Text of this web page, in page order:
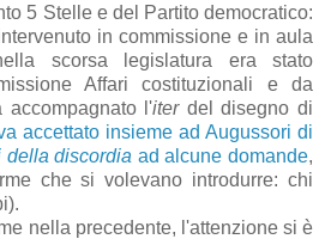
5 Stelle e del Partito democratico:
in commissione e in aula
scorsa legislatura era stato
Affari costituzionali e da
accompagnato l'iterdel disegno di
accettato insieme ad Augussori di
della discordia ad alcune domande,
che si volevano introdurre: chi
nella precedente, l'attenzione si è